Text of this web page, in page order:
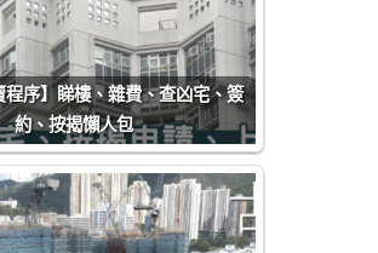
程序】睇樓、雜費、查凶宅、簽
約、按揭懶人包